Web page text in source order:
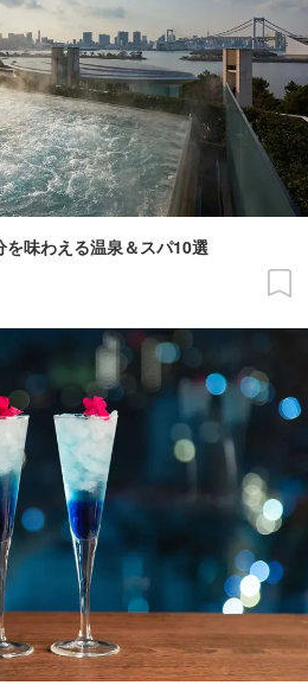
を味わえる温泉＆スパ10選